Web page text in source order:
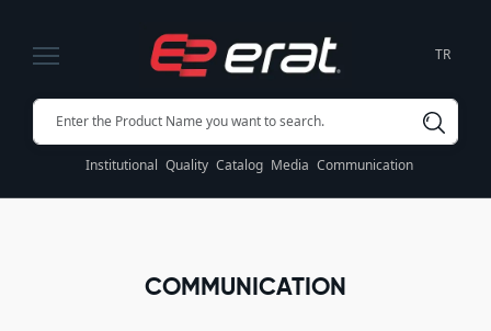
TR
Institutional Quality Catalog Media Communication
COMMUNICATION